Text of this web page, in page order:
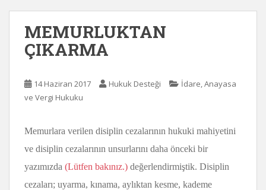
MEMURLUKTAN
ÇIKARMA
14 Haziran 2017 Hukuk Desteği
İdare, Anayasa
ve Vergi Hukuku
Memurlara verilen disiplin cezalarının hukuki mahiyetini
ve disiplin cezalarının unsurlarını daha önceki bir
yazımızda (Lütfen bakınız.) değerlendirmiştik. Disiplin
cezaları; uyarma, kınama, aylıktan kesme, kademe